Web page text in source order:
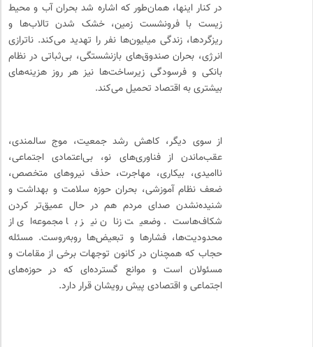
در کنار اینها، همان‌طور که اشاره شد بحران آب و محیط‌
زیست با فرونشست زمین، خشک شدن تالاب‌ها و
ریزگردها، زندگی میلیون‌ها نفر را تهدید می‌کند. ناترازی
انرژی، بحران صندوق‌های بازنشستگی، بی‌ثباتی در نظام
بانکی و فرسودگی زیرساخت‌ها نیز هر روز هزینه‌های
بیشتری به اقتصاد تحمیل می‌کند.
از سوی دیگر، کاهش رشد جمعیت، موج سالمندی،
عقب‌ماندن از فناوری‌های نو، بی‌اعتمادی اجتماعی،
ناامیدی، بیکاری، مهاجرت، حذف نیروهای متخصص،
ضعف نظام آموزشی، بحران حوزه سلامت و بهداشت و
شنیده‌نشدن صدای مردم هم در حال عمیق‌تر کردن
شکاف‌هاست. وضعیت زنان نیز با مجموعه‌ای از
محدودیت‌ها، فشارها و تبعیض‌ها روبه‌روست. مسئله
حجاب که همچنان در کانون توجهات برخی از مقامات و
مسئولان است و موانع گسترده‌ای که در حوزه‌های
اجتماعی و اقتصادی پیش رویشان قرار دارد.